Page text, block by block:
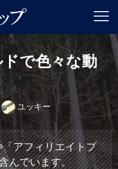
で色々な動
ユッキー
アフィリエイトプ
んでいます。